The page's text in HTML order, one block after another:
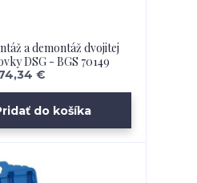
a demontáž dvojitej
DSG - BGS 70149
€
do košíka